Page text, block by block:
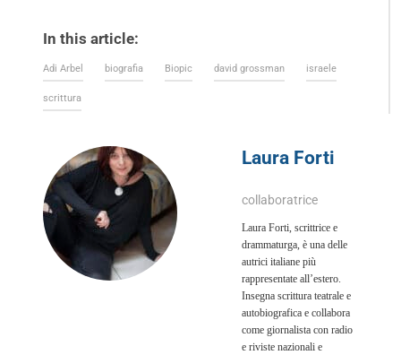
In this article:
Adi Arbel biografia Biopic david grossman israele
scrittura
Laura Forti
collaboratrice
Laura Forti, scrittrice e
drammaturga, è una delle
autrici italiane più
rappresentate all’estero.
Insegna scrittura teatrale e
auto­biografica e collabora
come giornalista con radio
e riviste nazionali e